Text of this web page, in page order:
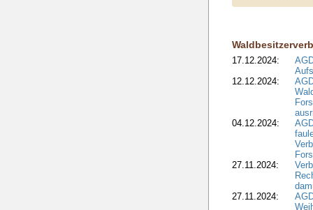
17.12.2024:
12.12.2024:
04.12.2024:
27.11.2024:
27.11.2024: